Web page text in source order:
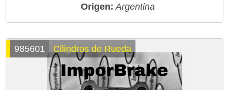
Origen: Argentina
985601 Cilindros de Rueda